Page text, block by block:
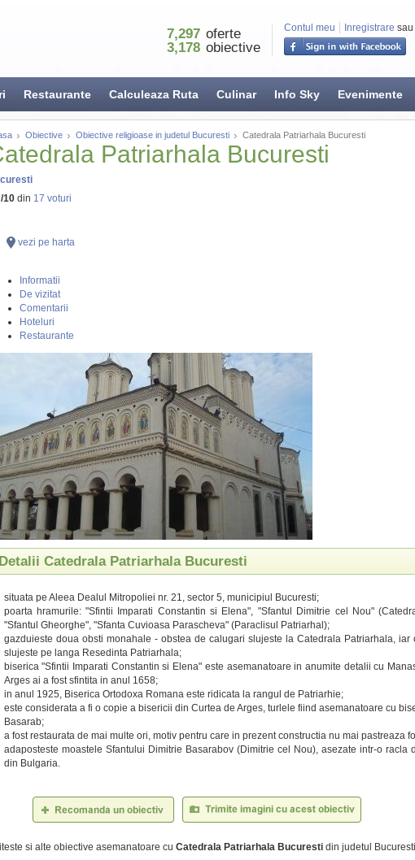
Contul meu Inregistrare sau
7,297 oferte
3,178 obiective
Restaurante Calculeaza Ruta Culinar Info Sky Evenimente
Obiective Obiective religioase in judetul Bucuresti Catedrala Patriarhala Bucuresti
Patriarhala Bucuresti
/10din 17 voturi
vezi pe harta
Informatii
De vizitat
Comentarii
Hoteluri
Restaurante
Detalii Catedrala Patriarhala Bucuresti
situata pe Aleea Dealul Mitropoliei nr. 21, sector 5, municipiul Bucuresti;
poarta hramurile: "Sfintii Imparati Constantin si Elena", "Sfantul Dimitrie cel Nou"
"Sfantul Gheorghe", "Sfanta Cuvioasa Parascheva" (Paraclisul Patriarhal);
gazduieste doua obsti monahale - obstea de calugari slujeste la Catedrala Patriarhala, iar
slujeste pe langa Resedinta Patriarhala;
biserica "Sfintii Imparati Constantin si Elena" este asemanatoare in anumite detalii cu
Arges ai a fost sfintita in anul 1658;
in anul 1925, Biserica Ortodoxa Romana este ridicata la rangul de Patriarhie;
este considerata a fi o copie a bisericii din Curtea de Arges, turlele fiind asemanatoare cu
Basarab;
a fost restaurata de mai multe ori, motiv pentru care in prezent constructia nu mai pastreaza
adaposteste moastele Sfantului Dimitrie Basarabov (Dimitrie cel Nou), asezate intr-o racla
din Bulgaria.
si alte obiective asemanatoare cu Catedrala Patriarhala Bucurestidin judetul